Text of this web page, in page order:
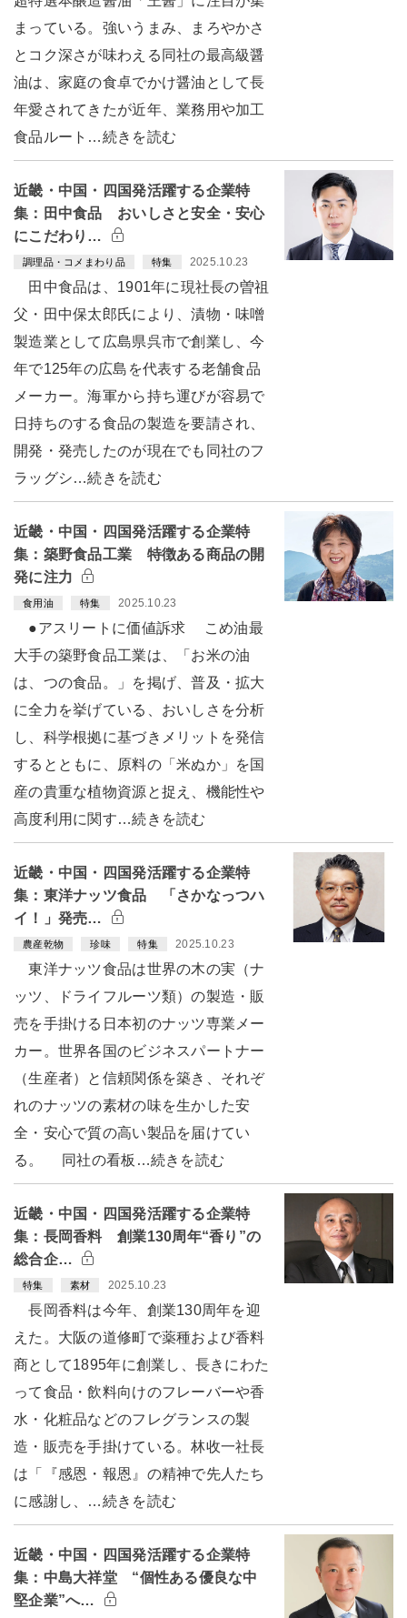
まっている。強いうまみ、まろやかさ
とコク深さが味わえる同社の最高級醤
油は、家庭の食卓でかけ醤油として長
年愛されてきたが近年、業務用や加工
食品ルート…続きを読む
近畿・中国・四国発活躍する企業特
集：田中食品 おいしさと安全・安心
にこだわり…
調理品・コメまわり品 特集 2025.10.23
田中食品は、1901年に現社長の曽祖
父・田中保太郎氏により、漬物・味噌
製造業として広島県呉市で創業し、今
年で125年の広島を代表する老舗食品
メーカー。海軍から持ち運びが容易で
日持ちのする食品の製造を要請され、
開発・発売したのが現在でも同社のフ
ラッグシ…続きを読む
近畿・中国・四国発活躍する企業特
集：築野食品工業 特徴ある商品の開
発に注力
食用油 特集 2025.10.23
●アスリートに価値訴求 こめ油最
大手の築野食品工業は、「お米の油
は、つの食品。」を掲げ、普及・拡大
に全力を挙げている、おいしさを分析
し、科学根拠に基づきメリットを発信
するとともに、原料の「米ぬか」を国
産の貴重な植物資源と捉え、機能性や
高度利用に関す…続きを読む
近畿・中国・四国発活躍する企業特
集：東洋ナッツ食品 「さかなっつハ
イ！」発売…
農産乾物 珍味 特集 2025.10.23
東洋ナッツ食品は世界の木の実（ナ
ッツ、ドライフルーツ類）の製造・販
売を手掛ける日本初のナッツ専業メー
カー。世界各国のビジネスパートナー
（生産者）と信頼関係を築き、それぞ
れのナッツの素材の味を生かした安
全・安心で質の高い製品を届けてい
る。 同社の看板…続きを読む
近畿・中国・四国発活躍する企業特
集：長岡香料 創業130周年“香り”の
総合企…
特集 素材 2025.10.23
長岡香料は今年、創業130周年を迎
えた。大阪の道修町で薬種および香料
商として1895年に創業し、長きにわた
って食品・飲料向けのフレーバーや香
水・化粧品などのフレグランスの製
造・販売を手掛けている。林收一社長
は「『感恩・報恩』の精神で先人たち
に感謝し、…続きを読む
近畿・中国・四国発活躍する企業特
集：中島大祥堂 “個性ある優良な中
堅企業”へ…